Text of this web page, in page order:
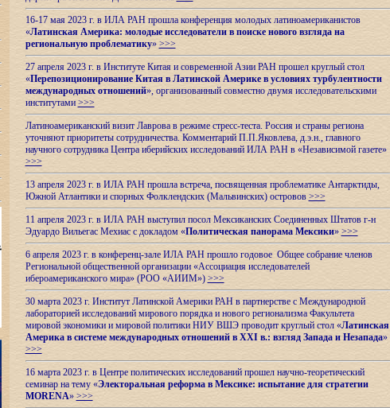
16-17 мая 2023 г. в ИЛА РАН прошла конференция молодых латиноамериканистов
«Латинская Америка: молодые исследователи в поиске нового взгляда на
региональную проблематику» >>>
27 апреля 2023 г. в Институте Китая и современной Азии РАН прошел круглый стол
«Перепозиционирование Китая в ЛатинскойАмерике в условиях турбулентности
международных отношений», организованный совместно двумя исследовательскими
институтами >>>
Латиноамериканский визит Лаврова в режиме стресс-теста. Россия и страны региона
уточняют приоритеты сотрудничества. Комментарий П.П.Яковлева, д.э.н., главного
научного сотрудника Центра иберийских исследований ИЛА РАН в «Независимой газете»
>>>
13 апреля 2023 г. в ИЛА РАН прошла встреча, посвященная проблематике Антарктиды,
Южной Атлантики и спорных Фолклендских (Мальвинских) островов >>>
11 апреля 2023 г. в ИЛА РАН выступил посол Мексиканских Соединенных Штатов г-н
Эдуардо Вильегас Мехиас c докладом «Политическая панорама Мексики» >>>
6 апреля 2023 г. в конференц-зале ИЛА РАН прошло годовое Общее собрание членов
Региональной общественной организации «Ассоциация исследователей
ибероамериканского мира» (РОО «АИИМ») >>>
30 марта 2023 г. Институт Латинской Америки РАН в партнерстве с Международной
лабораторией исследований мирового порядка и нового регионализма Факультета
мировой экономики и мировой политики НИУ ВШЭ проводит круглый стол «Латинская
Америка в системе международных отношений в XXI в.: взгляд Запада и Незапада»
>>>
16 марта 2023 г. в Центре политических исследований прошел научно-теоретический
семинар на тему «Электоральная реформа в Мексике: испытание для стратегии
MORENA» >>>